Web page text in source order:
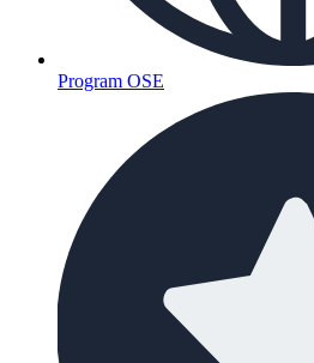
Program OSE